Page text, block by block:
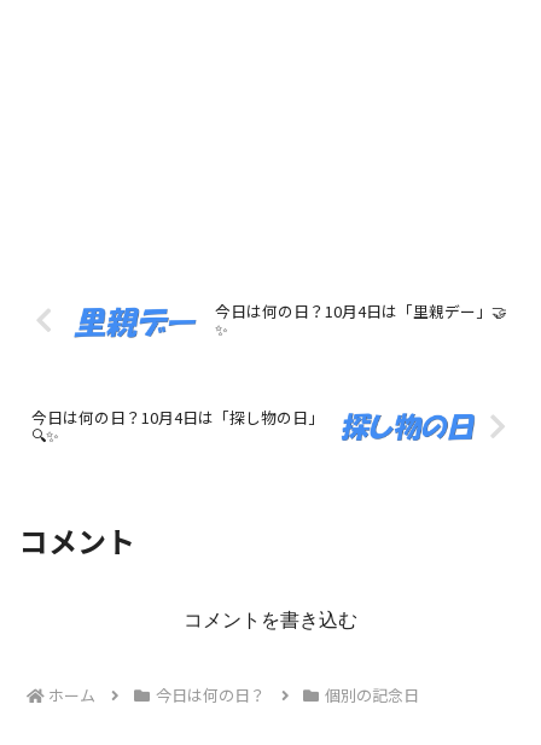
今日は何の日？10月4日は「里親デー」🤝
✨
今日は何の日？10月4日は「探し物の日」
🔍✨
コメント
コメントを書き込む
ホーム 今日は何の日？ 個別の記念日